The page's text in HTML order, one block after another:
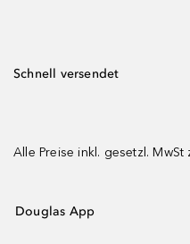
Schnell versendet
Alle Preise inkl. gesetzl. MwSt
Douglas App